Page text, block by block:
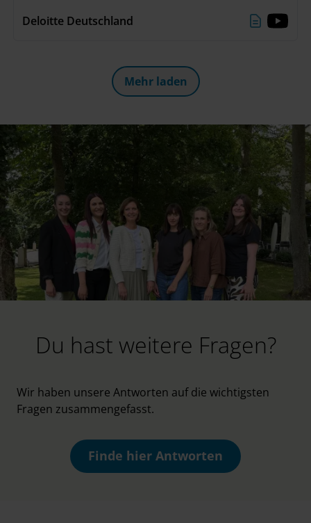
Deloitte Deutschland
Mehr laden
Du hast weitere Fragen?
Wir haben unsere Antworten auf die wichtigsten
Fragen zusammengefasst.
Finde hier Antworten